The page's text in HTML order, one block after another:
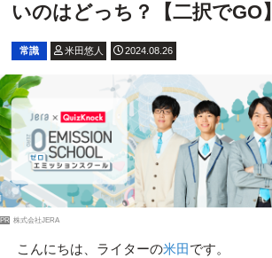
いのはどっち？【二択でGO】
常識 米田悠人 2024.08.26
PR 株式会社JERA
こんにちは、ライターの米田です。